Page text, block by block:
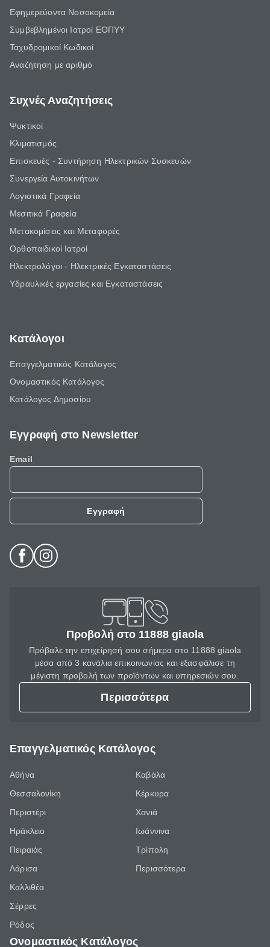
Εφημερεύοντα Νοσοκομεία
Συμβεβλημένοι Ιατροί ΕΟΠΥΥ
Ταχυδρομικοί Κωδικοί
Αναζήτηση με αριθμό
Συχνές Αναζητήσεις
Ψυκτικοί
Κλιματισμός
Επισκευές - Συντήρηση Ηλεκτρικών Συσκευών
Συνεργεία Αυτοκινήτων
Λογιστικά Γραφεία
Μεσιτικά Γραφεία
Μετακομίσεις και Μεταφορές
Ορθοπαιδικοί Ιατροί
Ηλεκτρολόγοι - Ηλεκτρικές Εγκαταστάσεις
Υδραυλικές εργασίες και Εγκαταστάσεις
Κατάλογοι
Επαγγελματικός Κατάλογος
Ονομαστικός Κατάλογος
Κατάλογος Δημοσίου
Εγγραφή στο Newsletter
Email
Εγγραφή
Προβολή στο 11888 giaola
Πρόβαλε την επιχείρησή σου σήμερα στο 11888 giaola
μέσα από 3 κανάλια επικοινωνίας και εξασφάλισε τη
μέγιστη προβολή των προϊόντων και υπηρεσιών σου.
Περισσότερα
Επαγγελματικός Κατάλογος
Αθήνα
Θεσσαλονίκη
Περιστέρι
Ηράκλειο
Πειραιάς
Λάρισα
Καλλιθέα
Σέρρες
Ρόδος
Καβάλα
Κέρκυρα
Χανιά
Ιωάννινα
Τρίπολη
Περισσότερα
Ονομαστικός Κατάλογος